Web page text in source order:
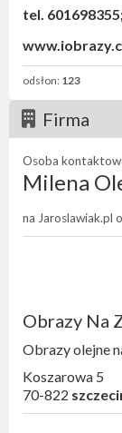
tel.
odsłon: 123
Firma
Osoba
Milena
na Jaroslawiak.pl
Obrazy Na
Obrazy olejne
Koszarowa 5
70-822